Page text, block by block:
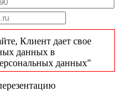
Клиент дает свое
данных в
данных"